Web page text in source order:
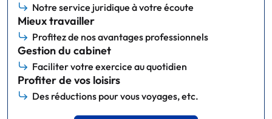
Notre service juridique à votre écoute
Mieux travailler
Profitez de nos avantages professionnels
Gestion du cabinet
Faciliter votre exercice au quotidien
Profiter de vos loisirs
Des réductions pour vous voyages, etc.